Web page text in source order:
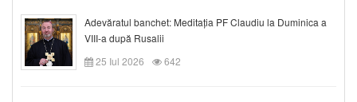
Adevăratul banchet: Meditația PF Claudiu la Duminica a
VIII-a după Rusalii
25 Iul 2026
642